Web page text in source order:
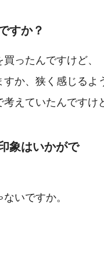
すか？
ったんですけど、
すか、狭く感じるよ
えていたんですけ
象はいかがで
いですか。